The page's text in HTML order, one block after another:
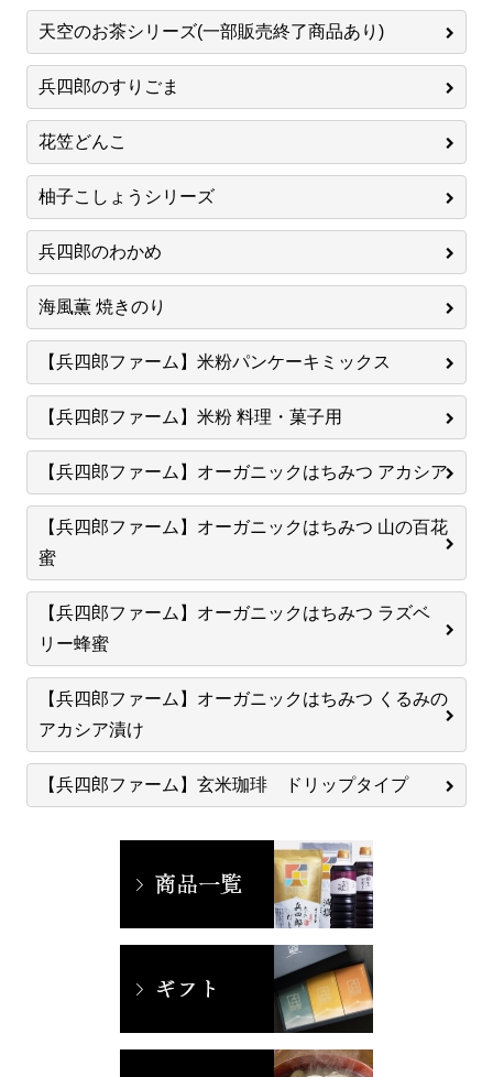
天空のお茶シリーズ(一部販売終了商品あり)
兵四郎のすりごま
花笠どんこ
柚子こしょうシリーズ
兵四郎のわかめ
海風薫 焼きのり
【兵四郎ファーム】米粉パンケーキミックス
【兵四郎ファーム】米粉 料理・菓子用
【兵四郎ファーム】オーガニックはちみつ アカシア
【兵四郎ファーム】オーガニックはちみつ 山の百花
蜜
【兵四郎ファーム】オーガニックはちみつ ラズベ
リー蜂蜜
【兵四郎ファーム】オーガニックはちみつ くるみの
アカシア漬け
【兵四郎ファーム】玄米珈琲 ドリップタイプ